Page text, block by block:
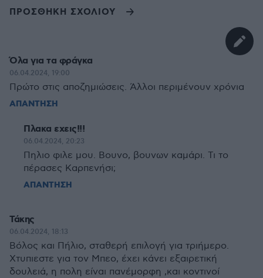
ΠΡΟΣΘΗΚΗ ΣΧΟΛΙΟΥ
Όλα για τα φράγκα
06.04.2024, 19:00
Πρώτο στις αποζημιώσεις. Άλλοι περιμένουν χρόνια
ΑΠΑΝΤΗΣΗ
Πλακα εχεις!!!
06.04.2024, 20:23
Πηλιο φιλε μου. Βουνο, βουνων καμάρι. Τι το
πέρασες Καρπενήσι;
ΑΠΑΝΤΗΣΗ
Τάκης
06.04.2024, 18:13
Βόλος και Πήλιο, σταθερή επιλογή για τριήμερο.
Χτυπιεστε για τον Μπεο, έχει κάνει εξαιρετική
δουλειά, η πολη είναι πανέμορφη ,και κοντινοί